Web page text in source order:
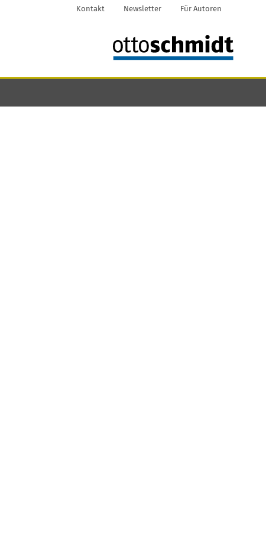
Kontakt Newsletter Für Autoren